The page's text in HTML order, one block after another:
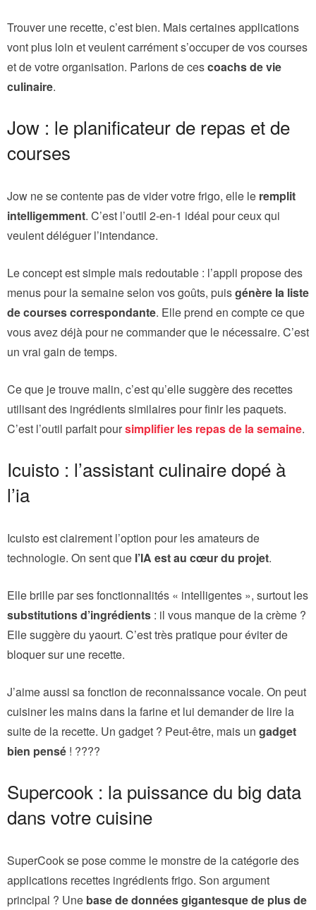
Trouver une recette, c’est bien. Mais certaines applications
vont plus loin et veulent carrément s’occuper de vos courses
et de votre organisation. Parlons de cescoachs de vie
culinaire.
Jow : le planificateur de repas et de
courses
Jow ne se contente pas de vider votre frigo, elle le remplit
intelligemment. C’est l’outil 2-en-1 idéal pour ceux qui
veulent déléguer l’intendance.
Le concept est simple mais redoutable : l’appli propose des
menus pour la semaine selon vos goûts, puisgénère la liste
de courses correspondante. Elle prend en compte ce que
vous avez déjà pour ne commander que le nécessaire. C’est
un vrai gain de temps.
Ce que je trouve malin, c’est qu’elle suggère des recettes
utilisant des ingrédients similaires pour finir les paquets.
C’est l’outil parfait poursimplifier les repas de la semaine.
Icuisto : l’assistant culinaire dopé à
l’ia
Icuisto est clairement l’option pour les amateurs de
technologie. On sent que l’IA est au cœur du projet.
Elle brille par ses fonctionnalités « intelligentes », surtout les
substitutions d’ingrédients : il vous manque de la crème ?
Elle suggère du yaourt. C’est très pratique pour éviter de
bloquer sur une recette.
J’aime aussi sa fonction de reconnaissance vocale. On peut
cuisiner les mains dans la farine et lui demander de lire la
suite de la recette. Un gadget ? Peut-être, mais un gadget
bien pensé ! ????
Supercook : la puissance du big data
dans votre cuisine
SuperCook se pose comme le monstre de la catégorie des
applications recettes ingrédients frigo. Son argument
principal ? Une base de données gigantesque de plus de